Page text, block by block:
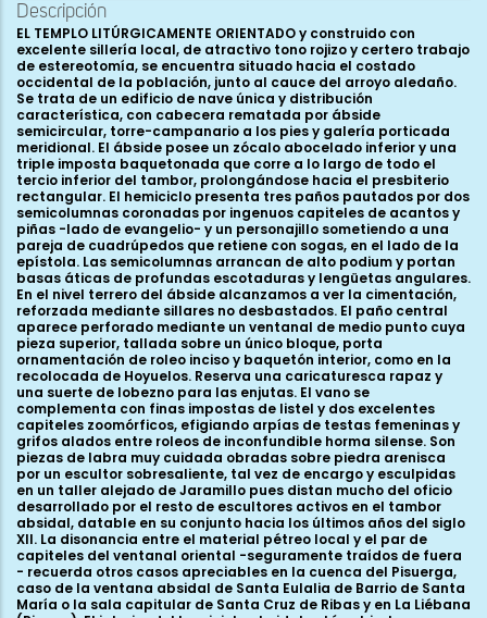
Descripción
EL TEMPLO LITÚRGICAMENTE ORIENTADO y construido con
excelente sillería local, de atractivo tono rojizo y certero trabajo
de estereotomía, se encuentra situado hacia el costado
occidental de la población, junto al cauce del arroyo aledaño.
Se trata de un edificio de nave única y distribución
característica, con cabecera rematada por ábside
semicircular, torre-campanario a los pies y galería porticada
meridional. El ábside posee un zócalo abocelado inferior y una
triple imposta baquetonada que corre a lo largo de todo el
tercio inferior del tambor, prolongándose hacia el presbiterio
rectangular. El hemiciclo presenta tres paños pautados por dos
semicolumnas coronadas por ingenuos capiteles de acantos y
piñas -lado de evangelio- y un personajillo sometiendo a una
pareja de cuadrúpedos que retiene con sogas, en el lado de la
epístola. Las semicolumnas arrancan de alto podium y portan
basas áticas de profundas escotaduras y lengüetas angulares.
En el nivel terrero del ábside alcanzamos a ver la cimentación,
reforzada mediante sillares no desbastados. El paño central
aparece perforado mediante un ventanal de medio punto cuya
pieza superior, tallada sobre un único bloque, porta
ornamentación de roleo inciso y baquetón interior, como en la
recolocada de Hoyuelos. Reserva una caricaturesca rapaz y
una suerte de lobezno para las enjutas. El vano se
complementa con finas impostas de listel y dos excelentes
capiteles zoomórficos, efigiando arpías de testas femeninas y
grifos alados entre roleos de inconfundible horma silense. Son
piezas de labra muy cuidada obradas sobre piedra arenisca
por un escultor sobresaliente, tal vez de encargo y esculpidas
en un taller alejado de Jaramillo pues distan mucho del oficio
desarrollado por el resto de escultores activos en el tambor
absidal, datable en su conjunto hacia los últimos años del siglo
XII. La disonancia entre el material pétreo local y el par de
capiteles del ventanal oriental -seguramente traídos de fuera
- recuerda otros casos apreciables en la cuenca del Pisuerga,
caso de la ventana absidal de Santa Eulalia de Barrio de Santa
María o la sala capitular de Santa Cruz de Ribas y en La Liébana